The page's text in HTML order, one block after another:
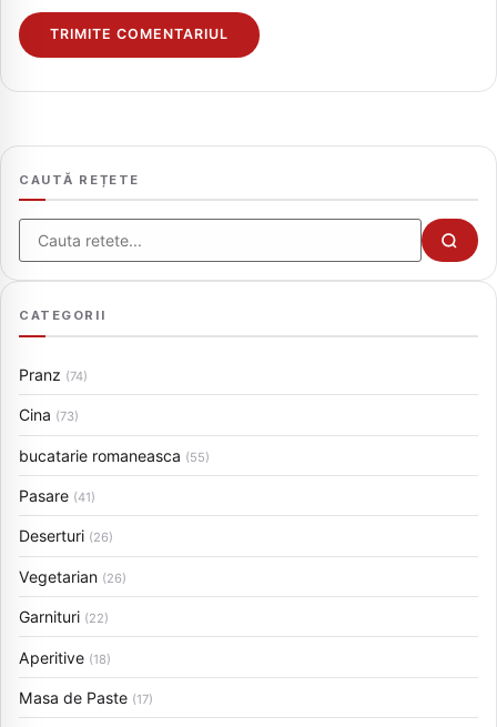
CAUTĂ REȚETE
Cauta
CATEGORII
Pranz (74)
Cina (73)
bucatarie romaneasca (55)
Pasare (41)
Deserturi (26)
Vegetarian (26)
Garnituri (22)
Aperitive (18)
Masa de Paste (17)